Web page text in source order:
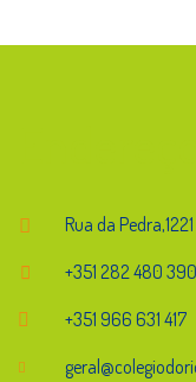
Rua da
+351 282 480 390
+351 966 631 417